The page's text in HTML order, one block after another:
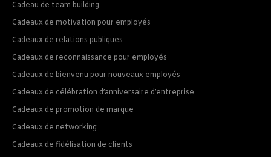
Cadeau de team building
Cadeaux de motivation pour employés
Cadeaux de relations publiques
Cadeaux de reconnaissance pour employés
Cadeaux de bienvenu pour nouveaux employés
Cadeaux de célébration d’anniversaire d’entreprise
Cadeaux de promotion de marque
Cadeaux de networking
Cadeaux de fidélisation de clients